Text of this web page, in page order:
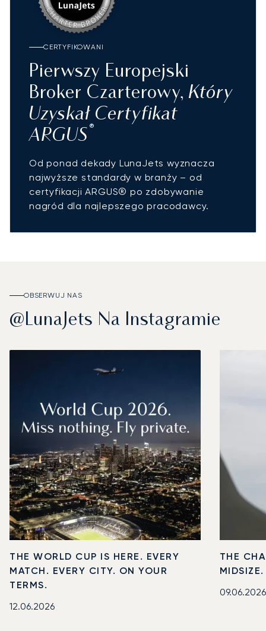
CERTYFIKOWANI
Pierwszy Europejski
Broker Czarterowy, Który
Uzyskał Certyfikat
ARGUS ®
Od ponad dekady LunaJets wyznacza
najwyższe standardy w branży – od
certyfikacji ARGUS® po zdobywanie
nagród dla najlepszego pracodawcy.
OBSERWUJ NAS
@LunaJets Na Instagramie
THE WORLD CUP IS HERE. EVERY
MATCH. EVERY CITY. ON YOUR
TERMS.
12.06.2026
THE
09.06.2026